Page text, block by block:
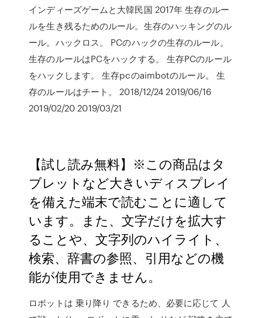
インディーズゲームと大韓民国 2017年 生存のルー
ルを生き残るためのルール。生存のハッキングのル
ール。ハックロス。 PCのハックの生存のルール。
生存のルールはPCをハックする。 生存PCのルール
をハックします。 生存pcのaimbotのルール。 生
存のルールはチート。 2018/12/24 2019/06/16
2019/02/20 2019/03/21
【試し読み無料】※この商品はタ
ブレットなど大きいディスプレイ
を備えた端末で読むことに適して
います。また、文字だけを拡大す
ることや、文字列のハイライト、
検索、辞書の参照、引用などの機
能が使用できません。
ロボットは 乗り降り できるため、必要に応じて 人